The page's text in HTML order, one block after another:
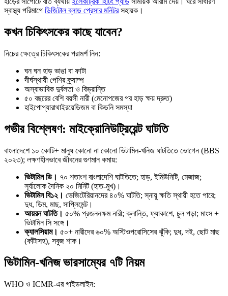
স্বাস্থ্য পরিমাপে ডিজিটাল ব্লাড প্রেসার মনিটরসহায়ক।
কখন চিকিৎসকের কাছে যাবেন?
নিচের ক্ষেত্রে চিকিৎসকের পরামর্শ নিন:
ঘন ঘন হাড় ভাঙা বা ফাটা
দীর্ঘস্থায়ী পেশির ক্র্যাম্প
অস্বাভাবিক দুর্বলতা ও বিভ্রান্তি
৫০ বছরের বেশি বয়সী নারী (মেনোপজের পর হাড় ক্ষয় দ্রুত)
হাইপোপ্যারাথাইরয়েডিজম বা কিডনি সমস্যা
গভীর বিশ্লেষণ: মাইক্রোনিউট্রিয়েন্ট ঘাটতি
বাংলাদেশে ১০ কোটি+ মানুষ কোনো না কোনো ভিটামিন-খনিজ ঘাটতিতে ভোগেন (BBS
২০২৩); লক্ষণহীনভাবে জীবনের গুণমান কমায়:
ভিটামিন ডি। ৭০ শতাংশ বাংলাদেশি ঘাটতিতে; হাড়, ইমিউনিটি, মেজাজ;
সূর্যালোক দৈনিক ২০ মিনিট (হাত-মুখ)।
ভিটামিন বি১২। ভেজিটেরিয়ানদের ৪০% ঘাটতি; স্নায়ু ক্ষতি স্থায়ী হতে পারে;
দুধ, ডিম, মাছ, সাপ্লিমেন্ট।
আয়রন ঘাটতি। ৫০% প্রজননক্ষম নারী; ক্লান্তি, ফ্যাকাশে, চুল পড়া; মাংস +
ভিটামিন সি সঙ্গে।
ক্যালসিয়াম। ৫০+ নারীদের ৬০% অস্টিওপরোসিসের ঝুঁকি; দুধ, দই, ছোট মাছ
(কাঁটাসহ), সবুজ শাক।
ভিটামিন-খনিজ ভারসাম্যের ৭টি নিয়ম
WHO ও ICMR-এর গাইডলাইন: